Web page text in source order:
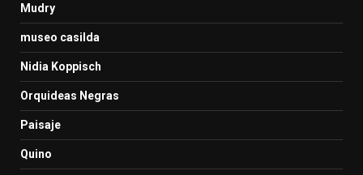
Mudry
museo casilda
Nidia Koppisch
Orquideas Negras
Paisaje
Quino